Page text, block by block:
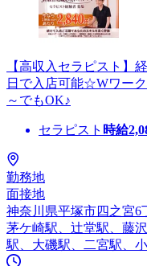
【高収入セラピスト】
日で入店可能☆Wワー
～でもOK♪
セラピスト 時給
勤務地
面接地
神奈川県平塚市四之宮6
茅ケ崎駅、辻堂駅、藤
駅、大磯駅、二宮駅、